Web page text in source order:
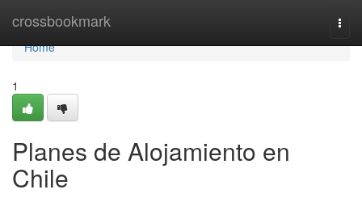
crossbookmark
Home
Home
1
Planes de Alojamiento en
Chile